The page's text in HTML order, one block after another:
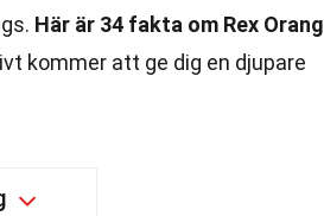
Här är 34 fakta om Rex
kommer att ge dig en djupare